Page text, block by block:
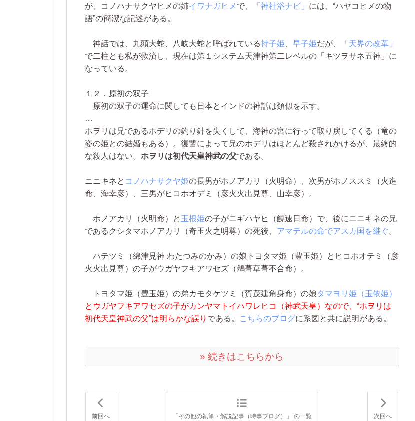
が、コノハナサクヤヒメの姉イワナガヒメ で、 「神社浴ナビ」 には、“ハヤコヒメの物
語”の簡潔な記述がある。
神話では、九頭大蛇、八岐大蛇と呼ばれている持子姫 早子姫だが、
「天界の改革」
で二柱とも私が救済し、現在は第１システム天津神第二レベルの「キツヲサネ五神」に
なっている。
１２．原初の双子
原初の双子の運命に関しても日本とインドの神話は類似を示す。
…
ホヲリは兄であるホデリの釣り針を失くして、海神の宮に行って取り戻してくる（竜の
姿の姫との結婚もある）。復讐によって兄のホデリはほとんど殺されかけるが、最終的
な殺人はない。 ホヲリは初代天皇神武の父である。
ニニキネと コノハナサクヤ姫の長男がホノアカリ（火明命）、次男がホノススミ（火進
命、海幸彦）、三男がヒコホオデミ（彦火火出見尊、山幸彦）。
ホノアカリ（火明命）と 玉根姫の子がニギハヤヒ（饒速日命）で、後にニニキネの兄
であるクシタマホノアカリ（奇玉火之明尊）の死後、 アマテルの命でアスカ国を継ぐ 。
ハテツミ（綿津見神 わたつみのかみ）の娘トヨタマ姫（豊玉姫）とヒコホオテミ（彦
火火出見尊）の子がウガヤフキアワセズ（鵜葺草葺不合命）。
トヨタマ姫（豊玉姫）の弟カモタケツミ（賀茂建角身命）の娘タマヨリ姫（玉依姫）
とウガヤフキアワセズの子がカンヤマトイハワレヒコ（神武天皇）なので、“ホヲリは
初代天皇神武の父”は明らかな誤り である。 こちらのブログに系図と共に説明がある。
» 続きはこちらから
前回へ 「その他の執筆・解説記事（時事ブログ）」 の一覧 次回へ